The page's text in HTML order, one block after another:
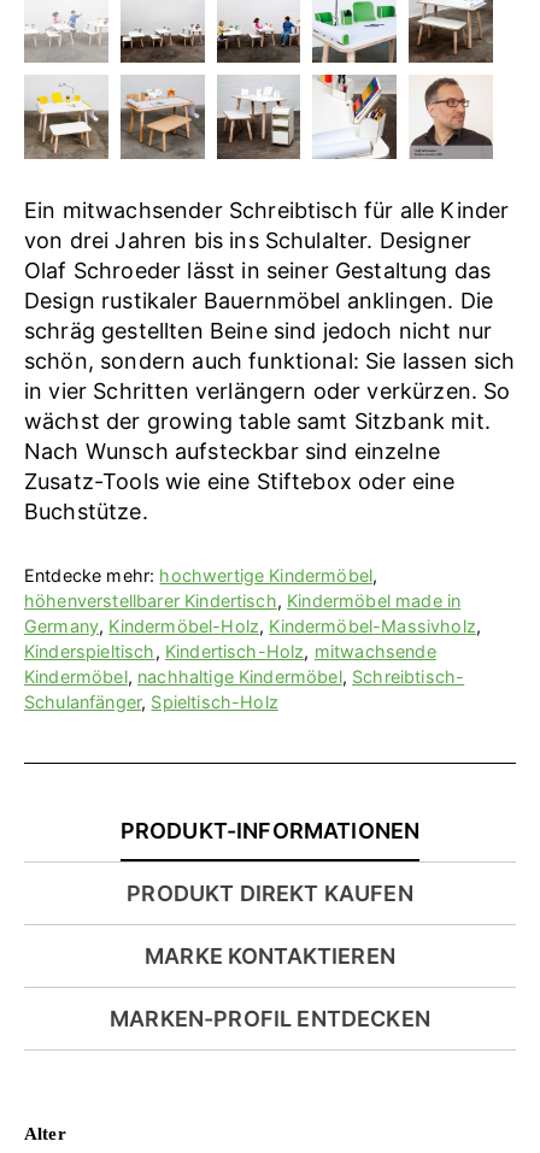
Ein mitwachsender Schreibtisch für alle Kinder
von drei Jahren bis ins Schulalter. Designer
Olaf Schroeder lässt in seiner Gestaltung das
Design rustikaler Bauernmöbel anklingen. Die
schräg gestellten Beine sind jedoch nicht nur
schön, sondern auch funktional: Sie lassen sich
in vier Schritten verlängern oder verkürzen. So
wächst der growing table samt Sitzbank mit.
Nach Wunsch aufsteckbar sind einzelne
Zusatz-Tools wie eine Stiftebox oder eine
Buchstütze.
Entdecke mehr: hochwertige Kindermöbel,
höhenverstellbarer Kindertisch, Kindermöbel made in
Germany, Kindermöbel-Holz, Kindermöbel-Massivholz,
Kinderspieltisch, Kindertisch-Holz, mitwachsende
Kindermöbel, nachhaltige Kindermöbel, Schreibtisch-
Schulanfänger, Spieltisch-Holz
PRODUKT-INFORMATIONEN
PRODUKT DIREKT KAUFEN
MARKE KONTAKTIEREN
MARKEN-PROFIL ENTDECKEN
Alter